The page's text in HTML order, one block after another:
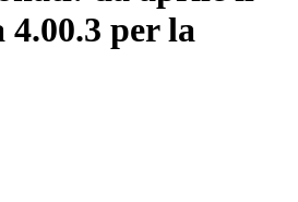
4.00.3 per la